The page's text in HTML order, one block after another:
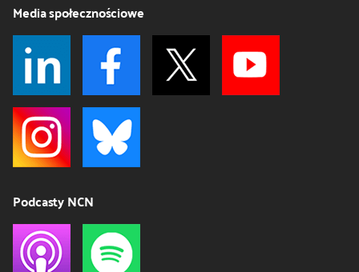
Media społecznościowe
Podcasty NCN